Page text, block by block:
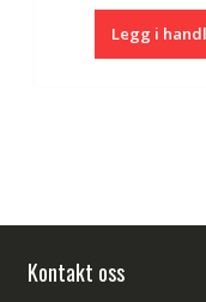
Legg i
Kontakt oss